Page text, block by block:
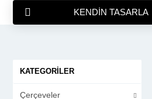
KENDIN TASARLA
KATEGORILER
Çerçeveler